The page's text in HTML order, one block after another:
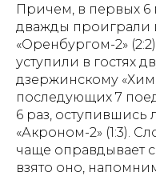
Причем, в первых 6
дважды проиграли
«Оренбургом-2»
уступили в гостях
дзержинскому
последующих 7
6 раз,
«Акроном-2» (1:3).
чаще оправдывает
взято оно,